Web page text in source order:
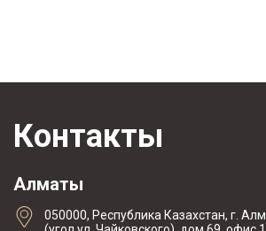
Контакты
Алматы
050000, Республика Казахстан, г.